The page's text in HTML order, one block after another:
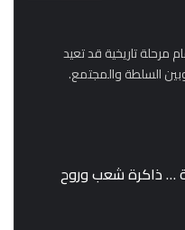
مرحلة تاريخية قد تعيد
السلطة والمجتمع.
… ذاكرة شعب وروح